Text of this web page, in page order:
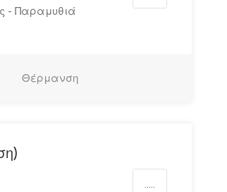
- Παραμυθιά
Θέρμανση
.....